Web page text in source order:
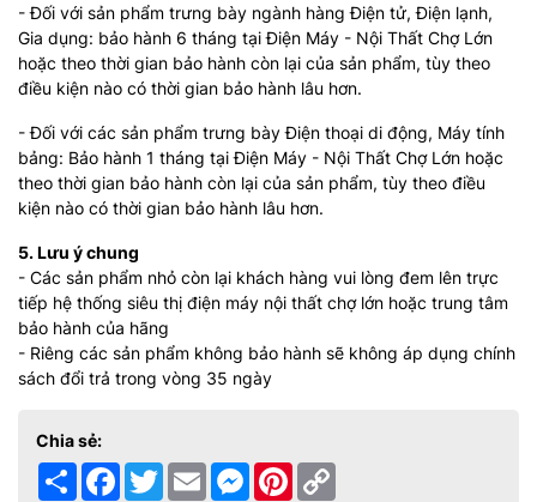
- Đối với sản phẩm trưng bày ngành hàng Điện tử, Điện lạnh,
Gia dụng: bảo hành 6 tháng tại Điện Máy - Nội Thất Chợ Lớn
hoặc theo thời gian bảo hành còn lại của sản phẩm, tùy theo
điều kiện nào có thời gian bảo hành lâu hơn.
- Đối với các sản phẩm trưng bày Điện thoại di động, Máy tính
bảng: Bảo hành 1 tháng tại Điện Máy - Nội Thất Chợ Lớn hoặc
theo thời gian bảo hành còn lại của sản phẩm, tùy theo điều
kiện nào có thời gian bảo hành lâu hơn.
5. Lưu ý chung
- Các sản phẩm nhỏ còn lại khách hàng vui lòng đem lên trực
tiếp hệ thống siêu thị điện máy nội thất chợ lớn hoặc trung tâm
bảo hành của hãng
- Riêng các sản phẩm không bảo hành sẽ không áp dụng chính
sách đổi trả trong vòng 35 ngày
Chia sẻ:
Chia
sẻ
Facebook
TwitterEmail Messenger
Pinterest